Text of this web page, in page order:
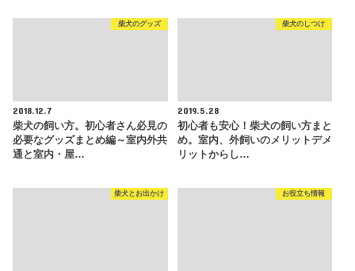
柴犬のグッズ
2018.12.7
柴犬の飼い方。初心者さん必見の
必要なグッズまとめ編～室内外共
通と室内・屋…
柴犬のしつけ
2019.5.28
初心者も安心！柴犬の飼い方まと
め。室内、外飼いのメリットデメ
リットからし…
柴犬とお出かけ お役立ち情報